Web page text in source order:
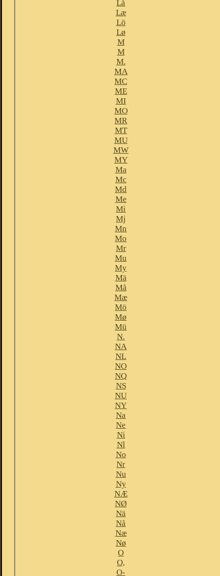
Lå
Læ
Lö
Lø
M
M
M.
MA
MC
ME
MI
MO
MR
MT
MU
MW
MY
Ma
Mc
Md
Me
Mi
Mj
Mn
Mo
Mr
Mu
My
Mä
Må
Mæ
Mö
Mø
Mü
N.
NA
NL
NO
NQ
NS
NU
NY
Na
Ne
Ni
Nl
No
Nr
Nu
Ny
NÆ
NØ
Nä
Nå
Næ
Nø
O
O,
O-